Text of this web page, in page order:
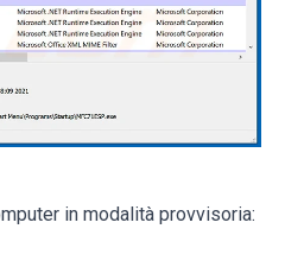
in modalità provvisoria: